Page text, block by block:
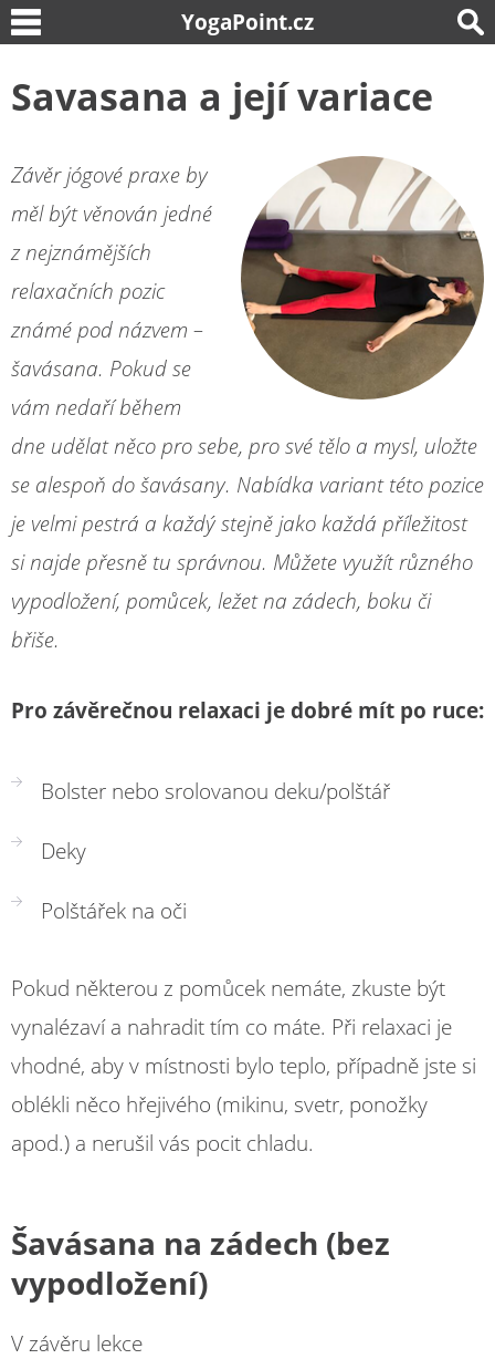
YogaPoint.cz
Savasana a její variace
Závěr jógové praxe by
měl být věnován jedné
z nejznámějších
relaxačních pozic
známé pod názvem –
šavásana. Pokud se
vám nedaří během
dne udělat něco pro sebe, pro své tělo a mysl, uložte
se alespoň do šavásany. Nabídka variant této pozice
je velmi pestrá a každý stejně jako každá příležitost
si najde přesně tu správnou. Můžete využít různého
vypodložení, pomůcek, ležet na zádech, boku či
břiše.
Pro závěrečnou relaxaci je dobré mít po ruce:
Bolster nebo srolovanou deku/polštář
Deky
Polštářek na oči
Pokud některou z pomůcek nemáte, zkuste být
vynalézaví a nahradit tím co máte. Při relaxaci je
vhodné, aby v místnosti bylo teplo, případně jste si
oblékli něco hřejivého (mikinu, svetr, ponožky
apod.) a nerušil vás pocit chladu.
Šavásana na zádech (bez
vypodložení)
V závěru lekce